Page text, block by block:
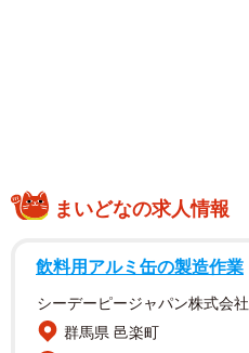
まいどなの求人情報
飲料用アルミ缶の製造作業
シーデーピージャパン株式会社
群馬県 邑楽町